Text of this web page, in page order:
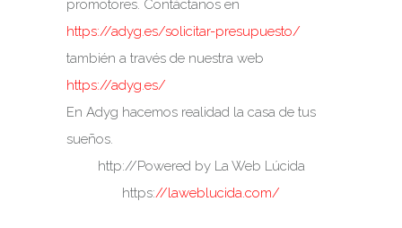
promotores. Contáctanos en
https://adyg.es/solicitar-presupuesto/
también a través de nuestra web
https://adyg.es/
En Adyg hacemos realidad la casa de tus
sueños.
http://Powered by La Web Lúcida
https://laweblucida.com/